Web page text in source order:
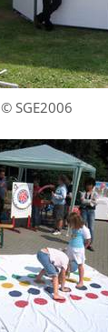
© SGE2006